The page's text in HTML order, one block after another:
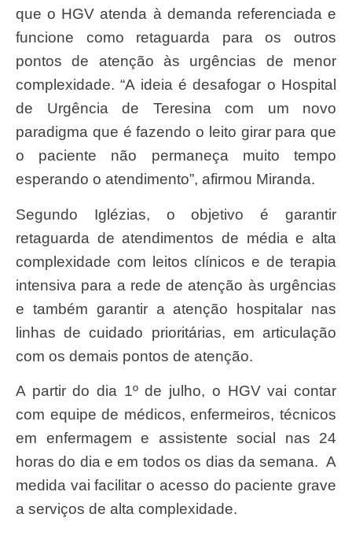
que o HGV atenda à demanda referenciada e
funcione como retaguarda para os outros
pontos de atenção às urgências de menor
complexidade. “A ideia é desafogar o Hospital
de Urgência de Teresina com um novo
paradigma que é fazendo o leito girar para que
o paciente não permaneça muito tempo
esperando o atendimento”, afirmou Miranda.
Segundo Iglézias, o objetivo é garantir
retaguarda de atendimentos de média e alta
complexidade com leitos clínicos e de terapia
intensiva para a rede de atenção às urgências
e também garantir a atenção hospitalar nas
linhas de cuidado prioritárias, em articulação
com os demais pontos de atenção.
A partir do dia 1º de julho, o HGV vai contar
com equipe de médicos, enfermeiros, técnicos
em enfermagem e assistente social nas 24
horas do dia e em todos os dias da semana. A
medida vai facilitar o acesso do paciente grave
a serviços de alta complexidade.